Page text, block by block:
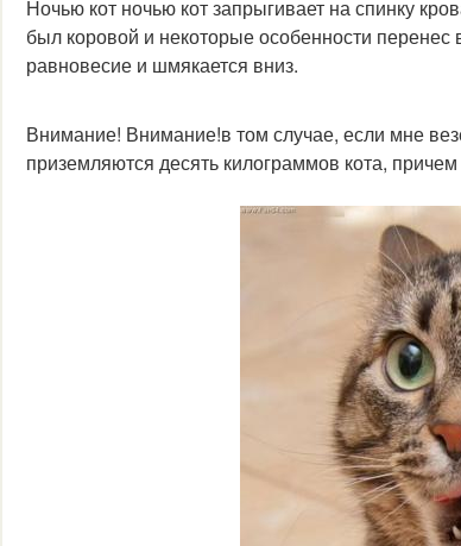
Ночью кот ночью кот запрыгивает на спинку
был коровой и некоторые особенности
равновесие и шмякается вниз.
Внимание! Внимание!в том случае, если мне
приземляются десять килограммов кота,